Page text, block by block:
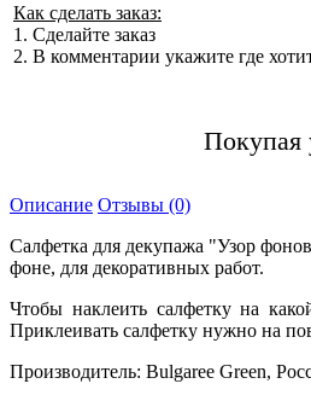
Как сделать заказ:
1. Сделайте заказ
2. В комментарии укажите где
Покупая
Описание Отзывы (0)
Салфетка для декупажа "Узор
фоне, для декоративных работ.
Чтобы наклеить салфетку на
Приклеивать салфетку нужно на
Производитель: Bulgaree Green,